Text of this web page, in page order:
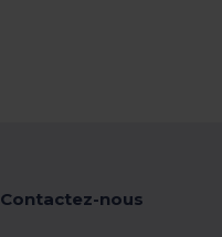
Contactez-nous